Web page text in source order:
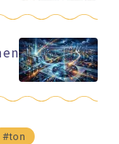
#ton